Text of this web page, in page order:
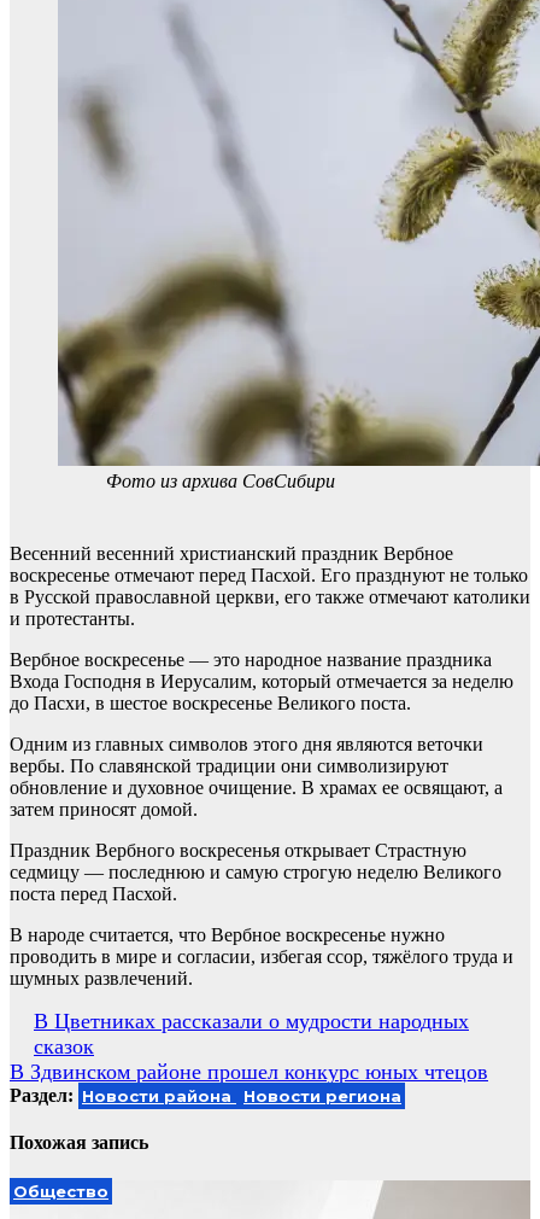
Фото из архива СовСибири
Весенний весенний христианский праздник Вербное
воскресенье отмечают перед Пасхой. Его празднуют не только
в Русской православной церкви, его также отмечают католики
и протестанты.
Вербное воскресенье — это народное название праздника
Входа Господня в Иерусалим, который отмечается за неделю
до Пасхи, в шестое воскресенье Великого поста.
Одним из главных символов этого дня являются веточки
вербы. По славянской традиции они символизируют
обновление и духовное очищение. В храмах ее освящают, а
затем приносят домой.
Праздник Вербного воскресенья открывает Страстную
седмицу — последнюю и самую строгую неделю Великого
поста перед Пасхой.
В народе считается, что Вербное воскресенье нужно
проводить в мире и согласии, избегая ссор, тяжёлого труда и
шумных развлечений.
Навигация
по
записям
В Цветниках рассказали о мудрости народных
сказок
В Здвинском районе прошел конкурс юных чтецов
Раздел: Новости района Новости региона
Похожая запись
Общество